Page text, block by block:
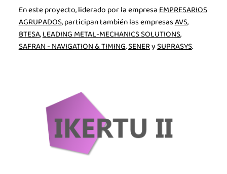
En este proyecto, liderado por la empresaEMPRESARIOS
AGRUPADOS, participan también las empresasAVS,
BTESA,LEADING METAL-MECHANICS SOLUTIONS,
SAFRAN - NAVIGATION & TIMING,SENERySUPRASYS.